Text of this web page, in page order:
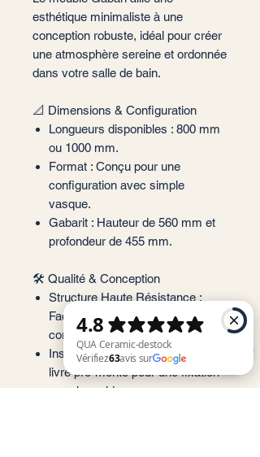
esthétique minimaliste à une
conception robuste, idéal pour créer
une atmosphère sereine et ordonnée
dans votre salle de bain.
📐 Dimensions & Configuration
Longueurs disponibles : 800 mm
ou 1000 mm.
Format : Conçu pour une
configuration avec simple
vasque.
Gabarit : Hauteur de 560 mm et
profondeur de 455 mm.
🛠️ Qualité & Conception
Structure Haute Résistance :
Façades en MDF de 19 mm et
corps de meuble en 16 mm.
Installation Simplifiée : Meuble
livré pré-monté pour une fixation
murale rapide.